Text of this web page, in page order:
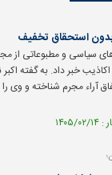
استحقاق تخفیف
سیاسی و مطبوعاتی از
اکاذیب خبر داد. به گفته
آراء مجرم شناخته و